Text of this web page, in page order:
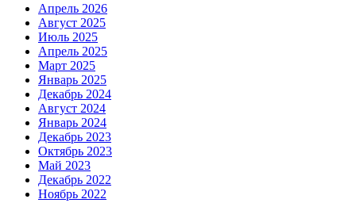
Апрель 2026
Август 2025
Июль 2025
Апрель 2025
Март 2025
Январь 2025
Декабрь 2024
Август 2024
Январь 2024
Декабрь 2023
Октябрь 2023
Май 2023
Декабрь 2022
Ноябрь 2022